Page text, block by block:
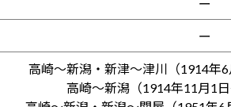
ー
ー
高崎～新潟・新津～津川（1914年6
高崎～新潟（1914年11月1日